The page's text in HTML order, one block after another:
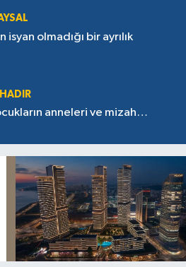
isyan olmadığı bir ayrılık
Engelli çocukların anneleri ve mizah…